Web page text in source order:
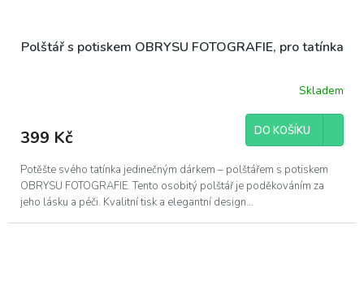
Polštář s potiskem OBRYSU FOTOGRAFIE, pro tatínka
Skladem
399 Kč DO KOŠÍKU
Potěšte svého tatínka jedinečným dárkem – polštářem s potiskem
OBRYSU FOTOGRAFIE. Tento osobitý polštář je poděkováním za
jeho lásku a péči. Kvalitní tisk a elegantní design...